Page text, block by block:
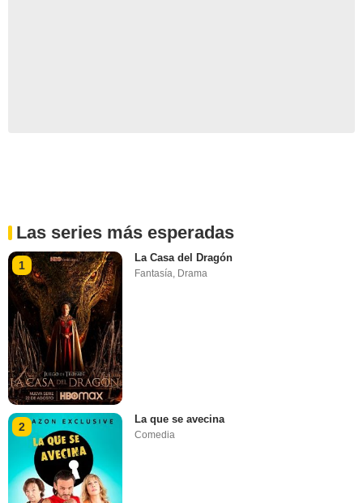
Las series más esperadas
1
La Casa del Dragón
Fantasía, Drama
2
La que se avecina
Comedia